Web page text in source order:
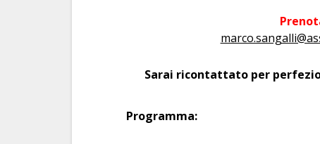
Sarai ricontattato per
Programma: